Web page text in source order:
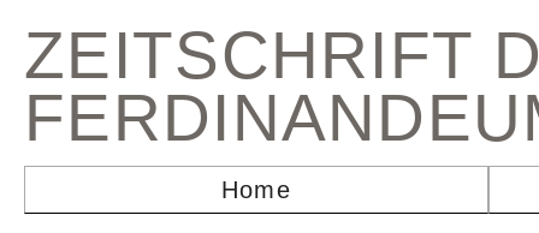
ZEITSCHRIFT
Home